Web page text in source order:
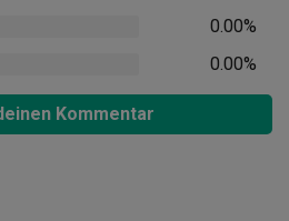
0.00%
0.00%
Kommentar